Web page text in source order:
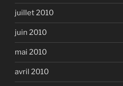
juillet 2010
juin 2010
mai 2010
avril 2010